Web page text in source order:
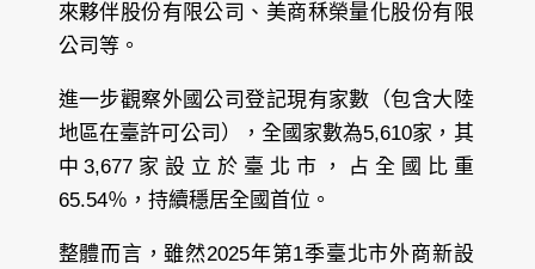
來夥伴股份有限公司、美商秝榮量化股份有限
公司等。
進一步觀察外國公司登記現有家數（包含大陸
地區在臺許可公司），全國家數為5,610家，其
中3,677家設立於臺北市，占全國比重
65.54％，持續穩居全國首位。
整體而言，雖然2025年第1季臺北市外商新設